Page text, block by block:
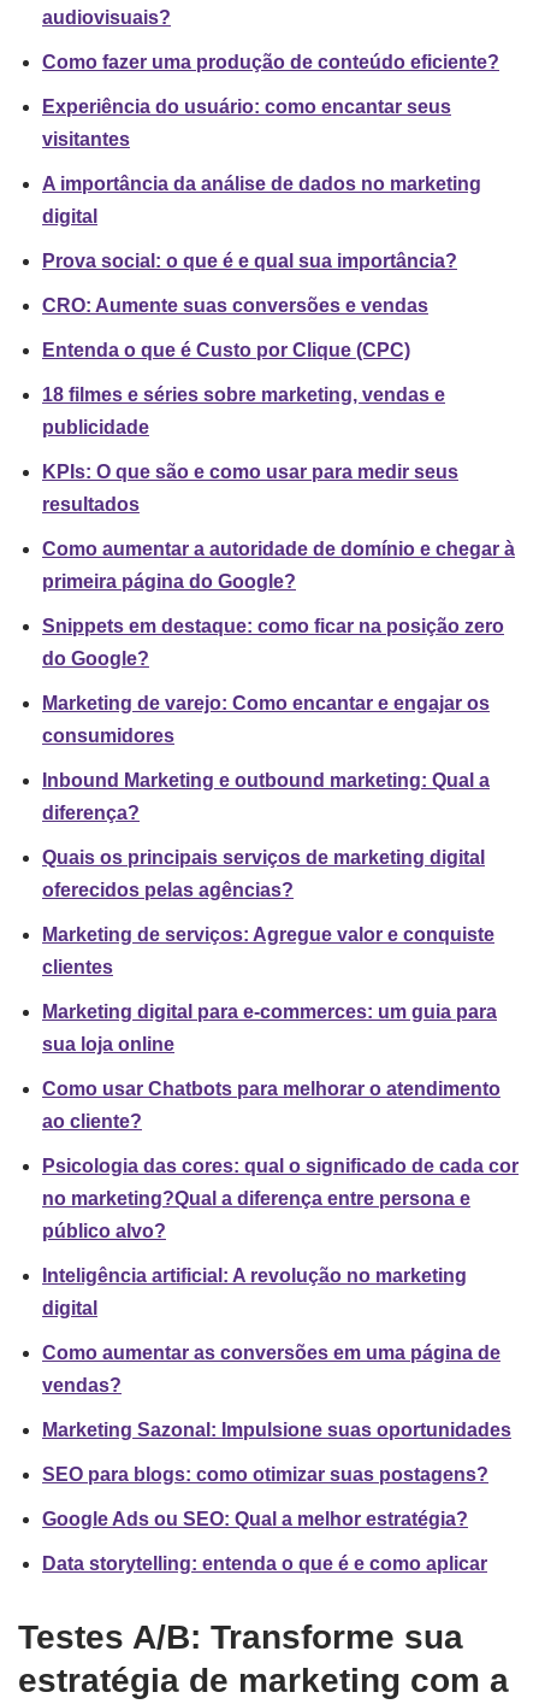
audiovisuais?
Como fazer uma produção de conteúdo eficiente?
Experiência do usuário: como encantar seus
visitantes
A importância da análise de dados no marketing
digital
Prova social: o que é e qual sua importância?
CRO: Aumente suas conversões e vendas
Entenda o que é Custo por Clique (CPC)
18 filmes e séries sobre marketing, vendas e
publicidade
KPIs: O que são e como usar para medir seus
resultados
Como aumentar a autoridade de domínio e chegar à
primeira página do Google?
Snippets em destaque: como ficar na posição zero
do Google?
Marketing de varejo: Como encantar e engajar os
consumidores
Inbound Marketing e outbound marketing: Qual a
diferença?
Quais os principais serviços de marketing digital
oferecidos pelas agências?
Marketing de serviços: Agregue valor e conquiste
clientes
Marketing digital para e-commerces: um guia para
sua loja online
Como usar Chatbots para melhorar o atendimento
ao cliente?
Psicologia das cores: qual o significado de cada cor
no marketing?Qual a diferença entre persona e
público alvo?
Inteligência artificial: A revolução no marketing
digital
Como aumentar as conversões em uma página de
vendas?
Marketing Sazonal: Impulsione suas oportunidades
SEO para blogs: como otimizar suas postagens?
Google Ads ou SEO: Qual a melhor estratégia?
Data storytelling: entenda o que é e como aplicar
Testes A/B: Transforme sua
estratégia de marketing com a